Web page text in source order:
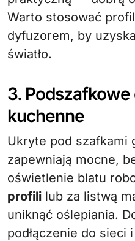
Warto stosować
dyfuzorem, by
światło.
3.
kuchenne
Ukryte pod szafkami
zapewniają mocne,
oświetlenie blatu
profili lub za listwą
uniknąć oślepiania.
podłączenie do sieci